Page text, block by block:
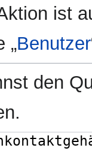
ist
„Benutzer
den